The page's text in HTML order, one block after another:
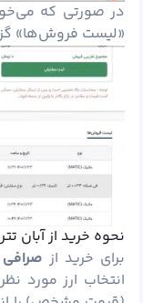
در صورتی که
«لیست فروش‌ها»
نحوه خرید از آبان تتر
برای خرید از صرافی
انتخاب ارز مورد